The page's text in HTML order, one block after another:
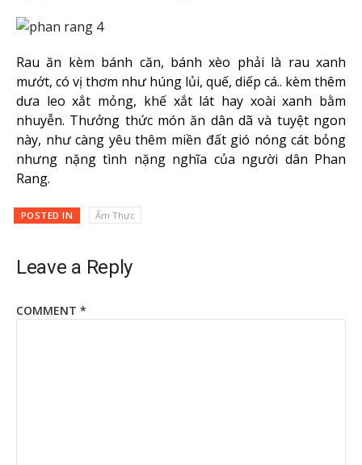
Rau ăn kèm bánh căn, bánh xèo phải là rau xanh
mướt, có vị thơm như húng lủi, quế, diếp cá.. kèm thêm
dưa leo xắt mỏng, khế xắt lát hay xoài xanh bằm
nhuyễn. Thưởng thức món ăn dân dã và tuyệt ngon
này, như càng yêu thêm miền đất gió nóng cát bỏng
nhưng nặng tình nặng nghĩa của người dân Phan
Rang.
POSTED IN Ẩm Thực
Leave a Reply
COMMENT *